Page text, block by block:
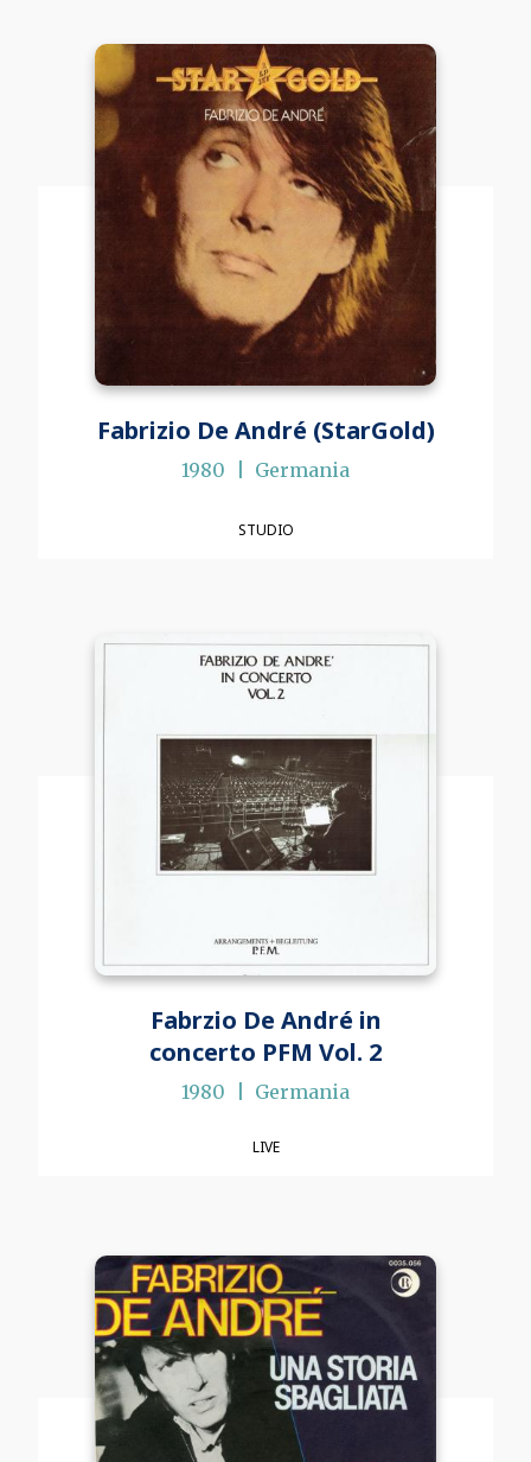
Fabrizio De André (StarGold)
1980 Germania
STUDIO
Fabrzio De André in
concerto PFM Vol. 2
1980 Germania
LIVE